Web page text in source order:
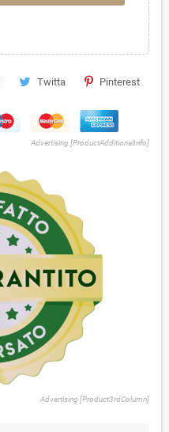
Twitta Pinterest
Advertising [ProductAdditionalInfo]
Advertising [Product3rdColumn]